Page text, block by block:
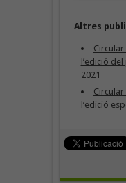
Altres
l’edició
2021
l’edició